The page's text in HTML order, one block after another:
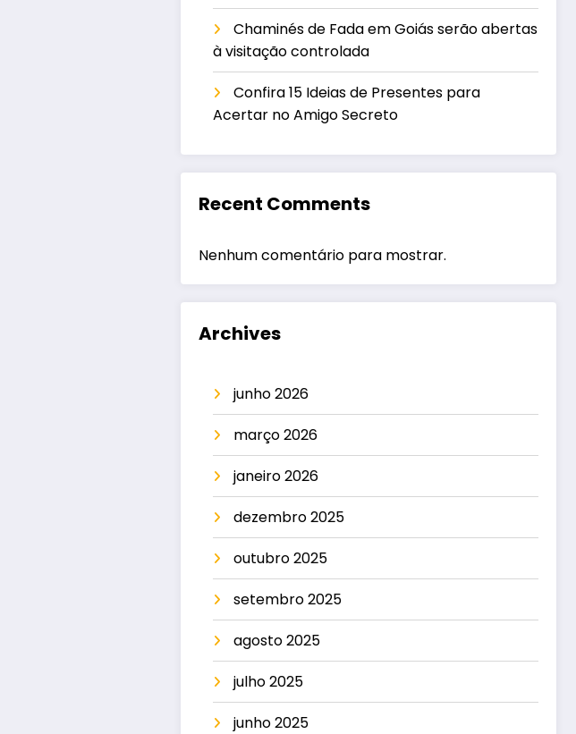
Chaminés de Fada em Goiás serão abertas
à visitação controlada
Confira 15 Ideias de Presentes para
Acertar no Amigo Secreto
Recent Comments
Nenhum comentário para mostrar.
Archives
junho 2026
março 2026
janeiro 2026
dezembro 2025
outubro 2025
setembro 2025
agosto 2025
julho 2025
junho 2025